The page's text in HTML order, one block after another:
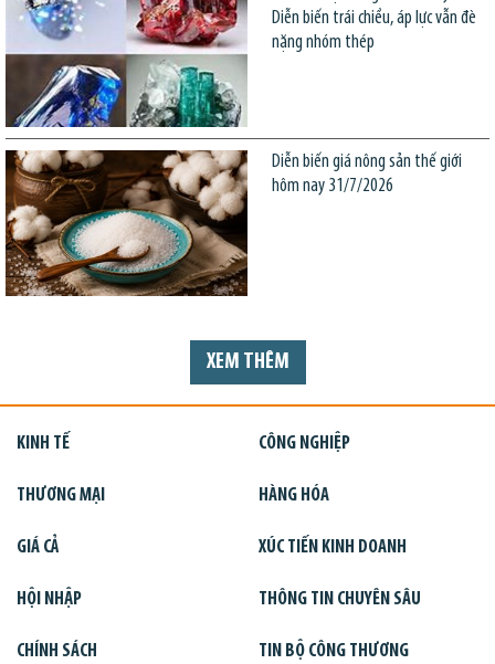
Diễn biến trái chiều, áp lực vẫn đè
nặng nhóm thép
Diễn biến giá nông sản thế giới
hôm nay 31/7/2026
XEM THÊM
KINH TẾ CÔNG NGHIỆP
THƯƠNG MẠI HÀNG HÓA
GIÁ CẢ XÚC TIẾN KINH DOANH
HỘI NHẬP THÔNG TIN CHUYÊN SÂU
CHÍNH SÁCH TIN BỘ CÔNG THƯƠNG